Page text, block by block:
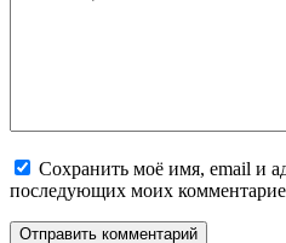
Сохранить моё имя, email и
последующих моих